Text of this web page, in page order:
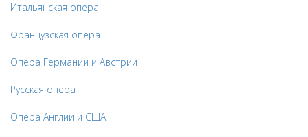
Итальянская опера
Французская опера
Опера Германии и Австрии
Русская опера
Опера Англии и США